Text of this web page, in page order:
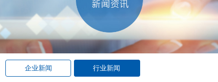
企业新闻 行业新闻